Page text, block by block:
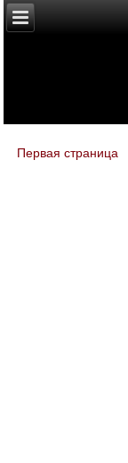
You are here
Первая страница